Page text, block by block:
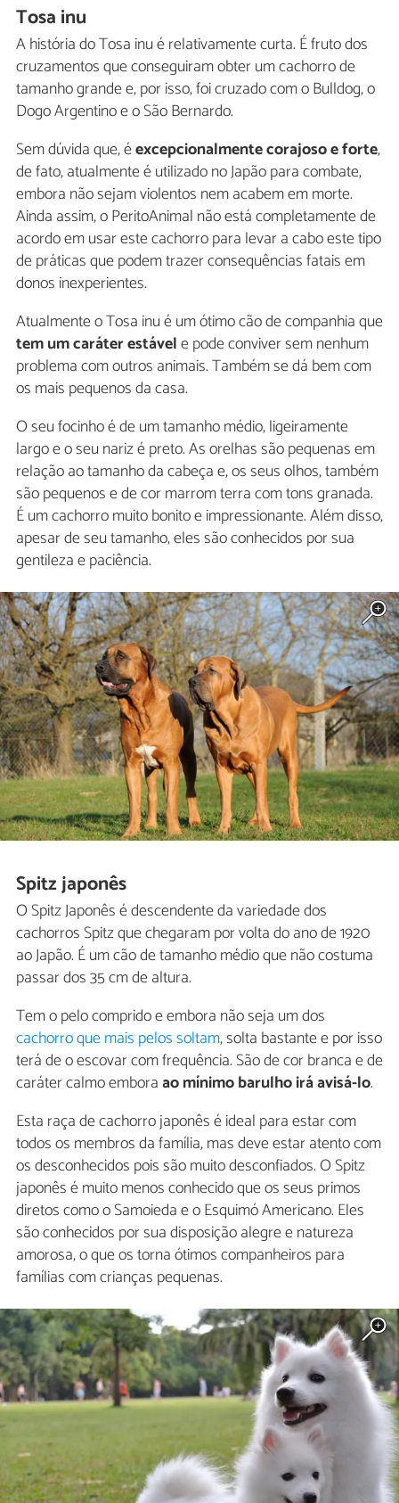
Tosa inu
A história do Tosa inu é relativamente curta. É fruto dos
cruzamentos que conseguiram obter um cachorro de
tamanho grande e, por isso, foi cruzado com o Bulldog, o
Dogo Argentino e o São Bernardo.
Sem dúvida que, éexcepcionalmente corajoso e forte,
de fato, atualmente é utilizado no Japão para combate,
embora não sejam violentos nem acabem em morte.
Ainda assim, o PeritoAnimal não está completamente de
acordo em usar este cachorro para levar a cabo este tipo
de práticas que podem trazer consequências fatais em
donos inexperientes.
Atualmente o Tosa inu é um ótimo cão de companhia que
tem um caráter estávele pode conviver sem nenhum
problema com outros animais. Também se dá bem com
os mais pequenos da casa.
O seu focinho é de um tamanho médio, ligeiramente
largo e o seu nariz é preto. As orelhas são pequenas em
relação ao tamanho da cabeça e, os seus olhos, também
são pequenos e de cor marrom terra com tons granada.
É um cachorro muito bonito e impressionante. Além disso,
apesar de seu tamanho, eles são conhecidos por sua
gentileza e paciência.
Spitz japonês
O Spitz Japonês é descendente da variedade dos
cachorros Spitz que chegaram por volta do ano de 1920
ao Japão. É um cão de tamanho médio que não costuma
passar dos 35 cm de altura.
Tem o pelo comprido e embora não seja um dos
cachorro que mais pelos soltam, solta bastante e por isso
terá de o escovar com frequência. São de cor branca e de
caráter calmo emboraao mínimo barulho irá avisá-lo.
Esta raça de cachorro japonês é ideal para estar com
todos os membros da família, mas deve estar atento com
os desconhecidos pois são muito desconfiados. O Spitz
japonês é muito menos conhecido que os seus primos
diretos como o Samoieda e o Esquimó Americano. Eles
são conhecidos por sua disposição alegre e natureza
amorosa, o que os torna ótimos companheiros para
famílias com crianças pequenas.